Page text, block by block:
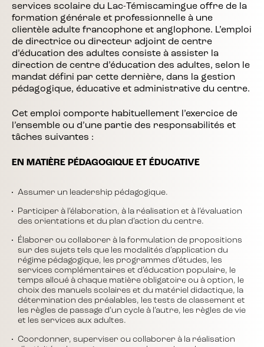
services scolaire du Lac-Témiscamingue offre de la
formation générale et professionnelle à une
clientèle adulte francophone et anglophone. L’emploi
de directrice ou directeur adjoint de centre
d’éducation des adultes consiste à assister la
direction de centre d’éducation des adultes, selon le
mandat défini par cette dernière, dans la gestion
pédagogique, éducative et administrative du centre.
Cet emploi comporte habituellement l’exercice de
l’ensemble ou d’une partie des responsabilités et
tâches suivantes :
EN MATIÈRE PÉDAGOGIQUE ET ÉDUCATIVE
Assumer un leadership pédagogique.
Participer à l’élaboration, à la réalisation et à l’évaluation
des orientations et du plan d’action du centre.
Élaborer ou collaborer à la formulation de propositions
sur des sujets tels que les modalités d’application du
régime pédagogique, les programmes d’études, les
services complémentaires et d’éducation populaire, le
temps alloué à chaque matière obligatoire ou à option, le
choix des manuels scolaires et du matériel didactique, la
détermination des préalables, les tests de classement et
les règles de passage d’un cycle à l’autre, les règles de vie
et les services aux adultes.
Coordonner, superviser ou collaborer à la réalisation